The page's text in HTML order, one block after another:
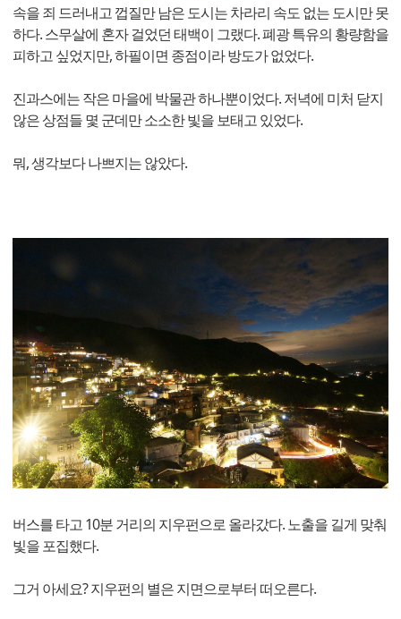
속을 죄 드러내고 껍질만 남은 도시는 차라리 속도 없는 도시만 못
하다. 스무살에 혼자 걸었던 태백이 그랬다. 폐광 특유의 황량함을
피하고 싶었지만, 하필이면 종점이라 방도가 없었다.
진과스에는 작은 마을에 박물관 하나뿐이었다. 저녁에 미처 닫지
않은 상점들 몇 군데만 소소한 빛을 보태고 있었다.
뭐, 생각보다 나쁘지는 않았다.
버스를 타고 10분 거리의 지우펀으로 올라갔다. 노출을 길게 맞춰
빛을 포집했다.
그거 아세요? 지우펀의 별은 지면으로부터 떠오른다.